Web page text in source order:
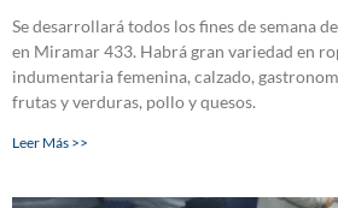
Se desarrollará todos los fines de semana
en Miramar 433. Habrá gran variedad en
indumentaria femenina, calzado,
frutas y verduras, pollo y quesos.
Leer Más >>